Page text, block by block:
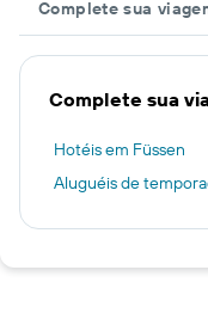
Complete sua
Complete sua
Hotéis em Füssen
Aluguéis de